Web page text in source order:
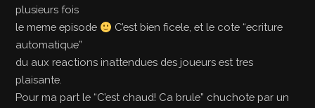
plusieurs fois
le meme episode
C’est bien ficele, et le cote “ecriture
automatique”
du aux reactions inattendues des joueurs est tres
plaisante.
Pour ma part le “C’est chaud! Ca brule” chuchote par un